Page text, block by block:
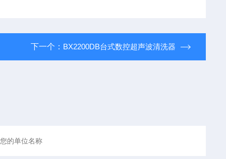
下一个： BX2200DB台式数控超声波清洗器